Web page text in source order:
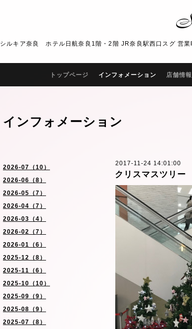
シルキア奈良 ホテル日航奈良1階・2階 JR奈良駅西口スグ
トップページ インフォメーション 店舗情報
2026-07（10）
2026-06（8）
2026-05（7）
2026-04（7）
2026-03（4）
2026-02（7）
2026-01（6）
2025-12（8）
2025-11（6）
2025-10（10）
2025-09（9）
2025-08（9）
2025-07（8）
インフォメーション
2017-11-24 14:01:00
クリスマスツリー